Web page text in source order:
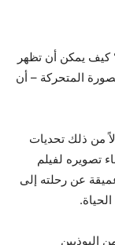
كيف يمكن أن تظهر
المتحركة – أن
من ذلك تحديات
تصويره لفيلم
عن رحلته إلى
البوذيين